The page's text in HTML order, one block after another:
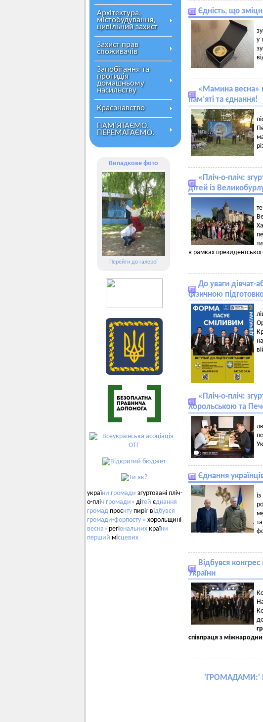
Архітектура,
містобудування,
цивільний захист
Захист прав
споживачів
Запобігання та
протидія
домашньому
насильству
Краєзнавство
ПАМ’ЯТАЄМО.
ПЕРЕМАГАЄМО.
Випадкове фото
Перейти до галереї
україни громади згуртовані пліч-
о-пліч громади» дітей єднання
громад проєкту пиріг відбувся
громади-форпосту » хорольщині
весна» регіональних країни
перший місцевих
Єдність, що
у
«Мамина весна»
пам’яті та єднання!
«Пліч-о-пліч:
дітей із
в рамках
До уваги дівчат-
фізичною
«Пліч-о-пліч:
Хорольською та
Єднання
Відбувся
України
співпраця з
' ГРОМАДАМИ:'